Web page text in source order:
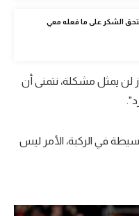
الشكر على ما فعله معي
لن يمثل مشكلة، نتمنى أن
في الركبة، الأمر ليس